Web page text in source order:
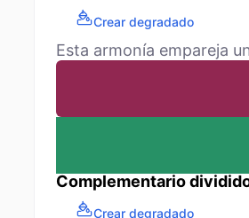
Crear degradado
Esta armonía empareja
Complementario
Crear degradado